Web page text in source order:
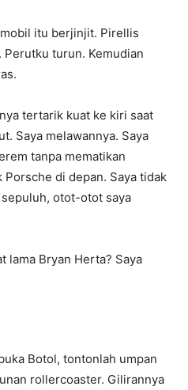
itu berjinjit. Pirellis
turun. Kemudian
tertarik kuat ke kiri saat
Saya melawannya. Saya
tanpa mematikan
Porsche di depan. Saya tidak
otot-otot saya
lama Bryan Herta? Saya
Botol, tontonlah umpan
rollercoaster. Gilirannya